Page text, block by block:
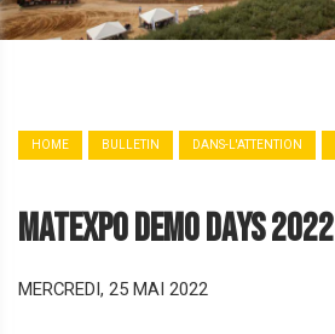
HOME BULLETIN DANS-L'ATTENTION
MATEXPO Demo Days 2022
MERCREDI, 25 MAI 2022